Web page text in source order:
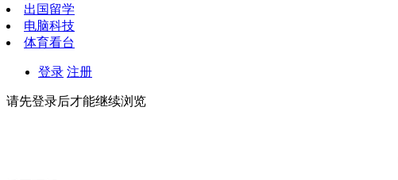
出国留学
电脑科技
体育看台
登录 注册
请先登录后才能继续浏览